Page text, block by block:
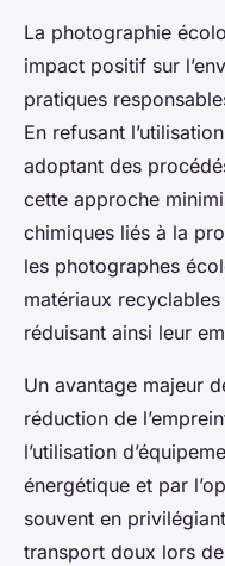
La photographie
impact positif sur
pratiques
En refusant
adoptant des
cette approche
chimiques liés à la
les photographes
matériaux
réduisant ainsi leur
Un avantage majeur
réduction de
l’utilisation
énergétique et par
souvent en
transport doux lors